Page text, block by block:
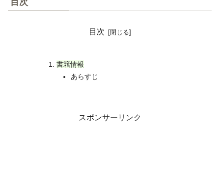
目次
目次
書籍情報
あらすじ
スポンサーリンク